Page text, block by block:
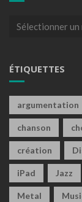
Archives
ÉTIQUETTES
argumentation
chanson
création
iPad Jazz
Metal